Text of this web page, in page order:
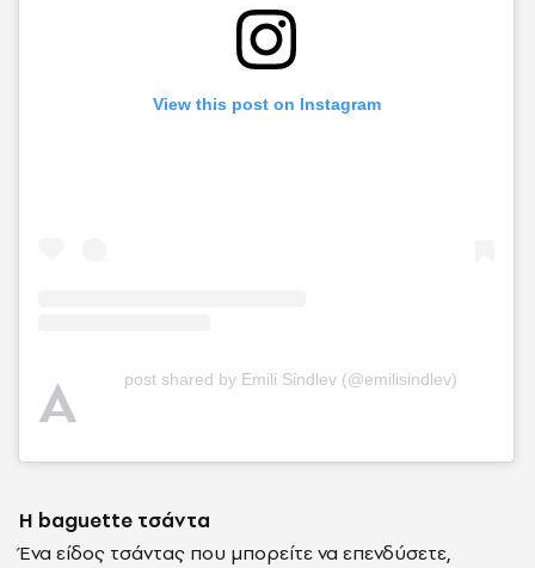
View this post on Instagram
A post shared by Emili Sindlev (@emilisindlev)
Η baguette τσάντα
Ένα είδος τσάντας που μπορείτε να επενδύσετε,